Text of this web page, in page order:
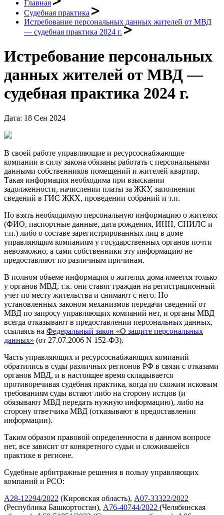
Главная
Судебная практика
Истребование персональных данных жителей от МВД
— судебная практика 2024 г.
Истребование персональных
данных жителей от МВД —
судебная практика 2024 г.
Дата: 18 Сен 2024
В своей работе управляющие и ресурсоснабжающие
компании в силу закона обязаны работать с персональными
данными собственников помещений и жителей квартир.
Такая информация необходима при взыскании
задолженности, начислении платы за ЖКУ, заполнении
сведений в ГИС ЖКХ, проведении собраний и т.п.
Но взять необходимую персональную информацию о жителях
(ФИО, паспортные данные, дата рождения, ИНН, СНИЛС и
т.п.) либо о составе зарегистрированных лиц в доме
управляющим компаниям у государственных органов почти
невозможно, а сами собственники эту информацию не
предоставляют по различным причинам.
В полном объеме информация о жителях дома имеется только
у органов МВД, т.к. они ставят граждан на регистрационный
учет по месту жительства и снимают с него. Но
установленных законом механизмов передачи сведений от
МВД по запросу управляющих компаний нет, и органы МВД
всегда отказывают в предоставлении персональных данных,
ссылаясь на Федеральный закон «О защите персональных
данных» (от 27.07.2006 N 152-ФЗ).
Часть управляющих и ресурсоснабжающих компаний
обратились в суды различных регионов РФ в связи с отказами
органов МВД, и в настоящее время складывается
противоречивая судебная практика, когда по схожим исковым
требованиям суды встают либо на сторону истцов (и
обязывают МВД передать нужную информацию), либо на
сторону ответчика МВД (отказывают в предоставлении
информации).
Таким образом правовой определенности в данном вопросе
нет, все зависит от конкретного судьи и сложившейся
практике в регионе.
Судебные арбитражные решения в пользу управляющих
компаний и РСО:
А28-12294/2022 (Кировская область), А07-33322/2022
(Республика Башкортостан), А76-40744/2022 (Челябинская